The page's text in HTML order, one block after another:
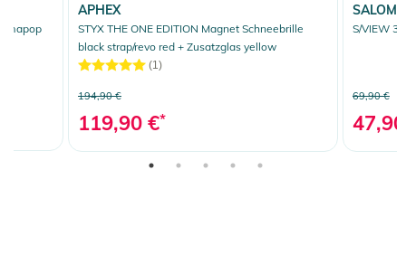
APHEX
STYX THE ONE EDITION Magnet Schneebrille
black strap/revo red + Zusatzglas yellow
(1)
194,90 €
119,90 €*
S/VIEW 3
69,90 €